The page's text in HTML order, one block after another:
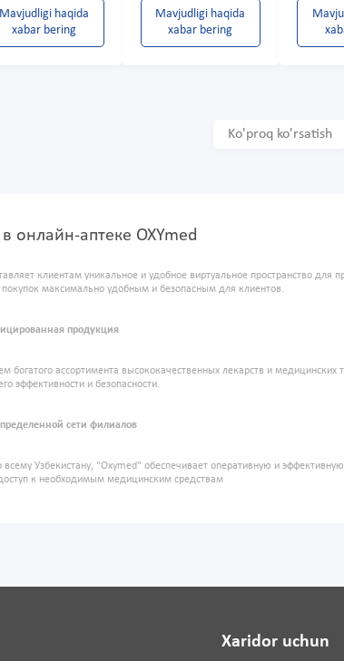
Mavjudligi haqida
xabar bering
Mavjudligi haqida
xabar bering
Ko'proq ko'rsatish
онлайн-аптеке OXYmed
клиентам уникальное и удобное виртуальное пространство
максимально удобным и безопасным для клиентов.
продукция
богатого ассортимента высококачественных лекарств и
эффективности и безопасности.
сети филиалов
Узбекистану, "Oxymed" обеспечивает оперативную и
к необходимым медицинским средствам
Xaridor uchun